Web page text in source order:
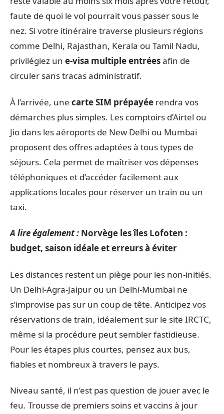
faute de quoi le vol pourrait vous passer sous le
nez. Si votre itinéraire traverse plusieurs régions
comme Delhi, Rajasthan, Kerala ou Tamil Nadu,
privilégiez un e-visa multiple entréesafin de
circuler sans tracas administratif.
À l’arrivée, une carte SIM prépayée rendra vos
démarches plus simples. Les comptoirs d’Airtel ou
Jio dans les aéroports de New Delhi ou Mumbai
proposent des offres adaptées à tous types de
séjours. Cela permet de maîtriser vos dépenses
téléphoniques et d’accéder facilement aux
applications locales pour réserver un train ou un
taxi.
A lire également : Norvège les îles Lofoten :
budget, saison idéale et erreurs à éviter
Les distances restent un piège pour les non-initiés.
Un Delhi-Agra-Jaipur ou un Delhi-Mumbai ne
s’improvise pas sur un coup de tête. Anticipez vos
réservations de train, idéalement sur le site IRCTC,
même si la procédure peut sembler fastidieuse.
Pour les étapes plus courtes, pensez aux bus,
fiables et nombreux à travers le pays.
Niveau santé, il n’est pas question de jouer avec le
feu. Trousse de premiers soins et vaccins à jour